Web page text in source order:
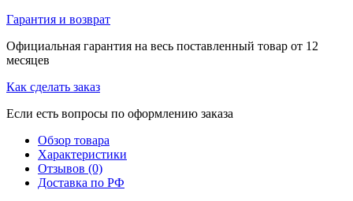
Гарантия и возврат
Официальная гарантия на весь поставленный товар от 12
месяцев
Как сделать заказ
Если есть вопросы по оформлению заказа
Обзор товара
Характеристики
Отзывов (0)
Доставка по РФ